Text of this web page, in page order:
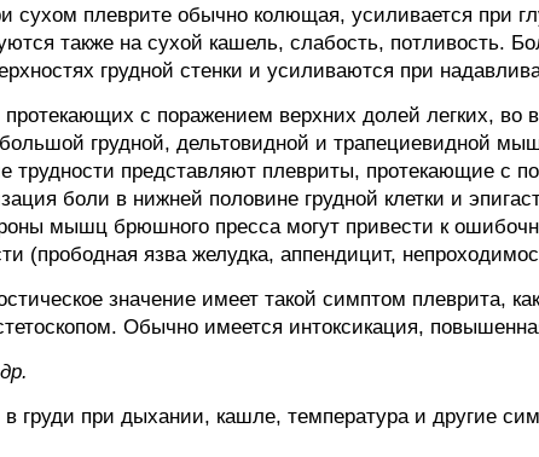
сухом плеврите обычно колющая, усиливается при
также на сухой кашель, слабость, потливость.
грудной стенки и усиливаются при
с поражением верхних долей легких, во
грудной, дельтовидной и трапециевидной
трудности представляют плевриты, протекающие с
боли в нижней половине грудной клетки и
мышц брюшного пресса могут привести к
(прободная язва желудка, аппендицит,
значение имеет такой симптом плеврита,
Обычно имеется интоксикация,
груди при дыхании, кашле, температура и другие